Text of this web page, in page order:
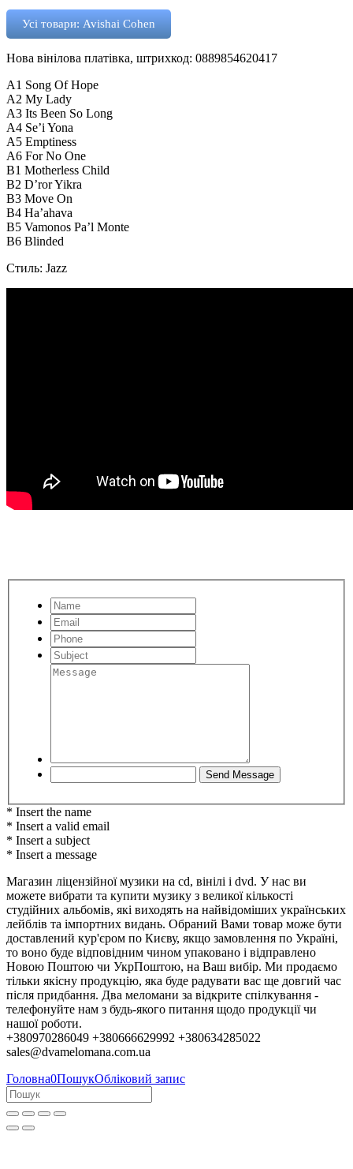
Усі товари: Avishai Cohen
Нова вінілова платівка, штрихкод: 0889854620417
A1 Song Of Hope
A2 My Lady
A3 Its Been So Long
A4 Se’i Yona
A5 Emptiness
A6 For No One
B1 Motherless Child
B2 D’ror Yikra
B3 Move On
B4 Ha’ahava
B5 Vamonos Pa’l Monte
B6 Blinded
Стиль: Jazz
* Insert the name
* Insert a valid email
* Insert a subject
* Insert a message
Магазин ліцензійної музики на cd, вінілі і dvd. У нас ви
можете вибрати та купити музику з великої кількості
студійних альбомів, які виходять на найвідоміших українських
лейблів та імпортних видань. Обраний Вами товар може бути
доставлений кур'єром по Києву, якщо замовлення по Україні,
то воно буде відповідним чином упаковано і відправлено
Новою Поштою чи УкрПоштою, на Ваш вибір. Ми продаємо
тільки якісну продукцію, яка буде радувати вас ще довгий час
після придбання. Два меломани за відкрите спілкування -
телефонуйте нам з будь-якого питання щодо продукції чи
нашої роботи.
+380970286049 +380666629992 +380634285022
sales@dvamelomana.com.ua
Головна0ПошукОбліковий запис
Колеги, партнери та клієнти!